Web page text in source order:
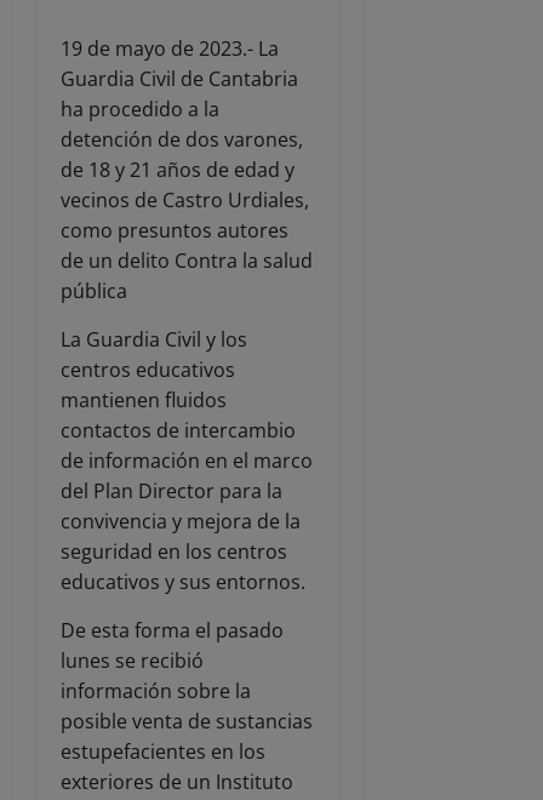
19 de mayo de 2023.- La
Guardia Civil de Cantabria
ha procedido a la
detención de dos varones,
de 18 y 21 años de edad y
vecinos de Castro Urdiales,
como presuntos autores
de un delito Contra la salud
pública
La Guardia Civil y los
centros educativos
mantienen fluidos
contactos de intercambio
de información en el marco
del Plan Director para la
convivencia y mejora de la
seguridad en los centros
educativos y sus entornos.
De esta forma el pasado
lunes se recibió
información sobre la
posible venta de sustancias
estupefacientes en los
exteriores de un Instituto